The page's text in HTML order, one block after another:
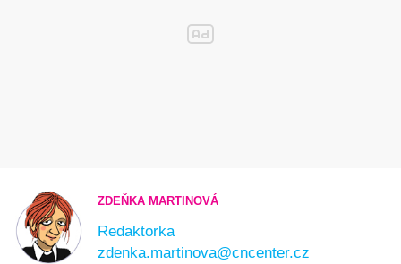
ZDEŇKA MARTINOVÁ
Redaktorka
zdenka.martinova@cncenter.cz